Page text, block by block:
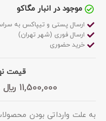
موجود در انبار مگاکو
ارسال پستی و تیپاکس به
ارسال فوری (شهر تهران)
خرید حضوری
قیمت
11,500,000 ﷼
به علت وارداتی بودن